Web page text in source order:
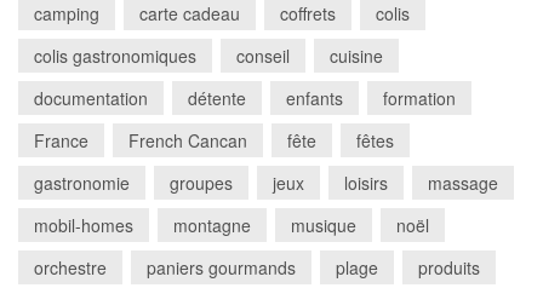
camping
carte cadeau coffrets
colis
colis gastronomiques
conseil
cuisine
documentation
détente enfants
formation
France
French Cancan fête
fêtes
gastronomie
groupes jeux loisirs
massage
mobil-homes
montagne musique
noël
orchestre
paniers gourmands plage
produits